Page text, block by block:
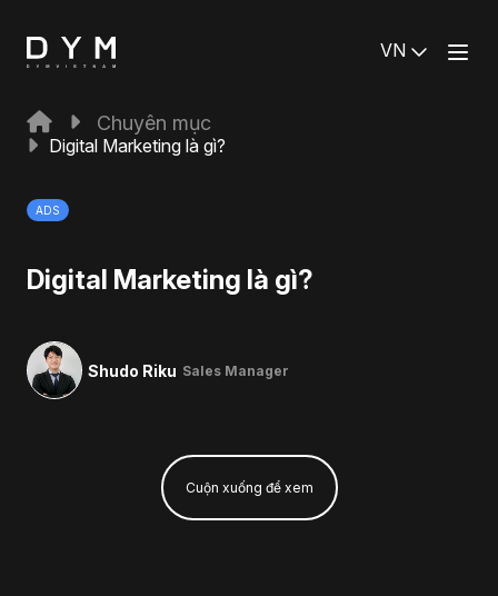
VN
Chuyên mục
Digital Marketing là gì?
ADS
Digital Marketing là gì?
Shudo Riku Sales Manager
Cuộn xuống để xem